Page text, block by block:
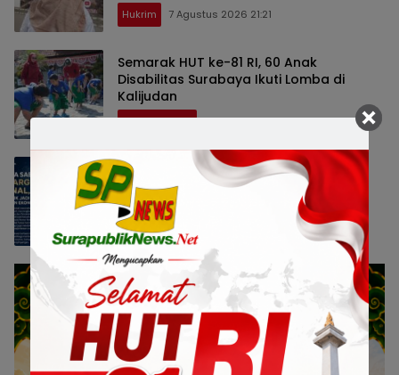
Hukrim 7 Agustus 2026 21:21
Semarak HUT ke-81 RI, 60 Anak
Disabilitas Surabaya Ikuti Lomba di
Kalijudan
Pemerintahan 7 Agustus 2026 17:29
Raih Dua Penghargaan Nasional,
Surabaya Buktikan Satu Data NIK Pacu
Pertumbuhan Ekonomi
Pemerintahan 7 Agustus 2026 17:25